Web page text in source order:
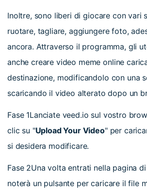
Inoltre, sono liberi di giocare con vari
ruotare, tagliare, aggiungere foto,
ancora. Attraverso il programma, gli
anche creare video meme online
destinazione, modificandolo con una
scaricando il video alterato dopo un
Fase 1Lanciate veed.io sul vostro
clic su "Upload Your Video" per
si desidera modificare.
Fase 2Una volta entrati nella pagina
noterà un pulsante per caricare il file